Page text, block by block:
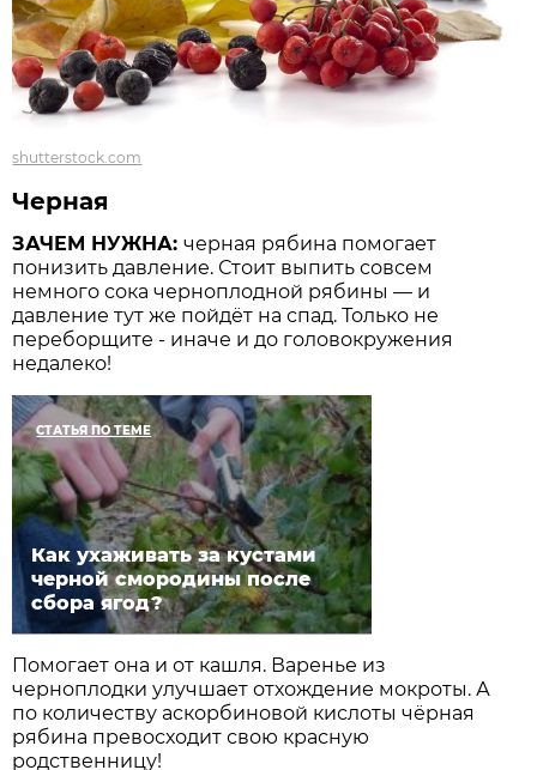
shutterstock.com
Черная
ЗАЧЕМ НУЖНА:черная рябина помогает
понизить давление. Стоит выпить совсем
немного сока черноплодной рябины — и
давление тут же пойдёт на спад. Только не
переборщите - иначе и до головокружения
недалеко!
СТАТЬЯ ПО ТЕМЕ
Как ухаживать за кустами
черной смородины после
сбора ягод?
Помогает она и от кашля. Варенье из
черноплодки улучшает отхождение мокроты. А
по количеству аскорбиновой кислоты чёрная
рябина превосходит свою красную
родственницу!